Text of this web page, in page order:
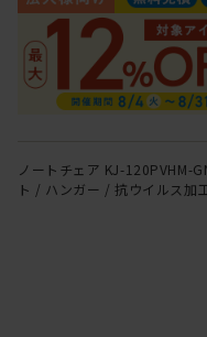
ノートチェア KJ-120PVHM-
ト / ハンガー / 抗ウイルス加